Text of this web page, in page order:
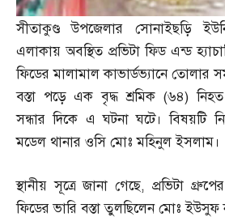
সীতাকুণ্ড উপজেলার সোনাইছড়ি
এলাকায় অবস্থিত প্রভিটা ফিড এন্ড
ফিডের মালামাল কাভার্ডভ্যানে তোলার
বস্তা পড়ে এক বৃদ্ধ শ্রমিক (৬৪)
সন্ধার দিকে এ ঘটনা ঘটে। বিষয়টি
মডেল থানার ওসি মোঃ মহিনুল ইসলাম।
স্থানীয় সূত্রে জানা গেছে, প্রভিটা
ফিডের ভারি বস্তা তুলছিলেন মোঃ ইউসুফ